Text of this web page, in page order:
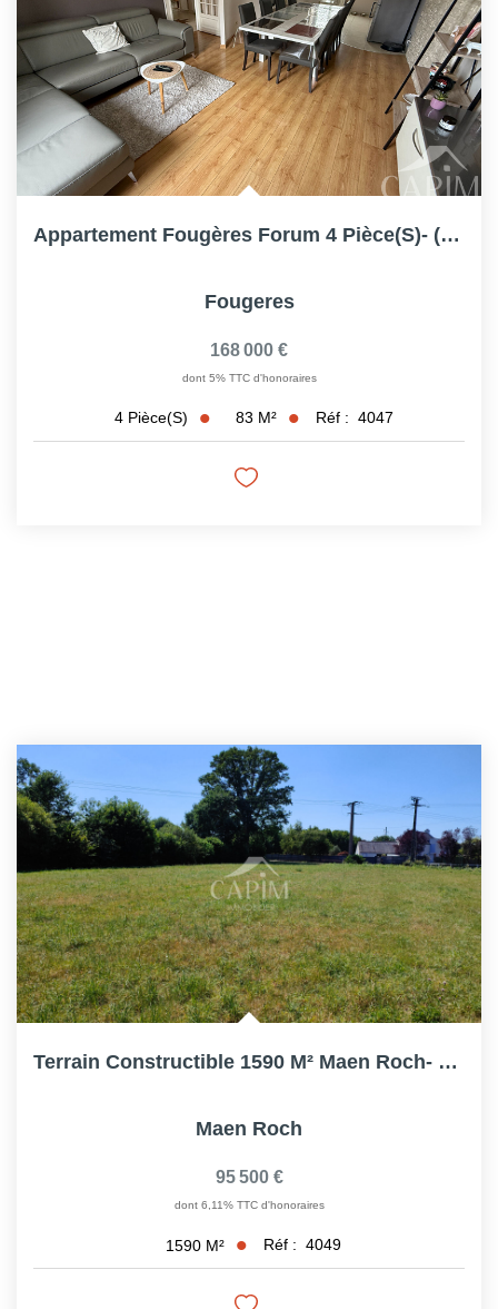
Appartement Fougères Forum 4 Pièce(s)- (83.42m² Hab)- 3...
Fougeres
168 000 €
dont 5% TTC d'honoraires
4 Pièce(s) 83 M² Réf : 4047
Terrain Constructible 1590 M² Maen Roch- ST Brice En...
Maen Roch
95 500 €
dont 6,11% TTC d'honoraires
1590 M² Réf : 4049